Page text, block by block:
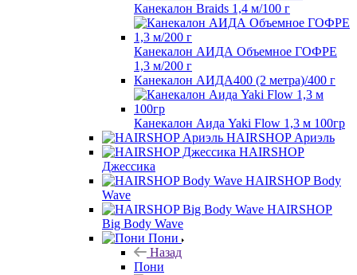
Канекалон Braids 1,4 м/100 г
Канекалон АИДА Объемное ГОФРЕ
1,3 м/200 г
Канекалон АИДА400 (2 метра)/400 г
Канекалон Аида Yaki Flow 1,3 м 100гр
HAIRSHOP Ариэль
HAIRSHOP
Джессика
HAIRSHOP Body
Wave
HAIRSHOP
Big Body Wave
Пони
Назад
Пони